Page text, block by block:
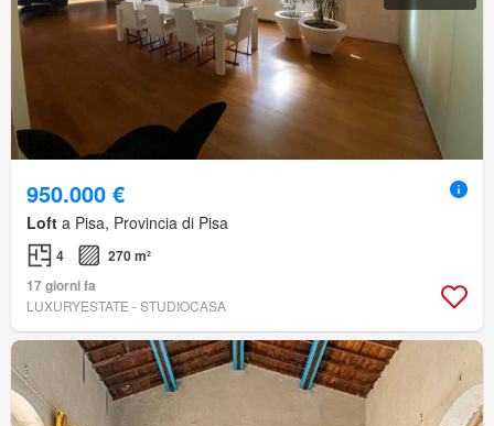
950.000 €
Loft a Pisa, Provincia di Pisa
4
270 m²
17 giorni fa
LUXURYESTATE - STUDIOCASA